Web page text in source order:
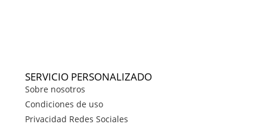
SERVICIO PERSONALIZADO
Sobre nosotros
Condiciones de uso
Privacidad Redes Sociales